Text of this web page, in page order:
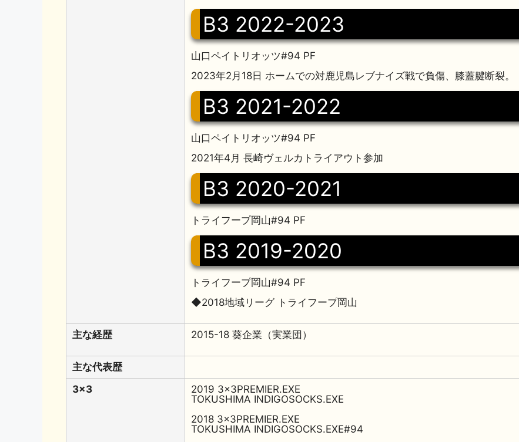
B3 2022-2023
山口ペイトリオッツ#94 PF
2023年2月18日 ホームでの対鹿児島レブナイズ戦で負傷、膝蓋腱断裂。
B3 2021-2022
山口ペイトリオッツ#94 PF
2021年4月 長崎ヴェルカトライアウト参加
B3 2020-2021
トライフープ岡山#94 PF
B3 2019-2020
トライフープ岡山#94 PF
◆2018地域リーグ トライフープ岡山
主な経歴 2015-18 葵企業（実業団）
主な代表歴
3x3
2019 3x3PREMIER.EXE
TOKUSHIMA INDIGOSOCKS.EXE
2018 3x3PREMIER.EXE
TOKUSHIMA INDIGOSOCKS.EXE#94